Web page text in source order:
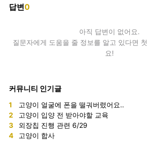
답변0
아직 답변이 없어요.
질문자에게 도움을 줄 정보를 알고 있다면
요!
커뮤니티 인기글
1 고양이 얼굴에 폰을 떨궈버렸어요..
2 고양이 입양 전 받아야할 교육
3 외장칩 진행 관련 6/29
4 고양이 합사